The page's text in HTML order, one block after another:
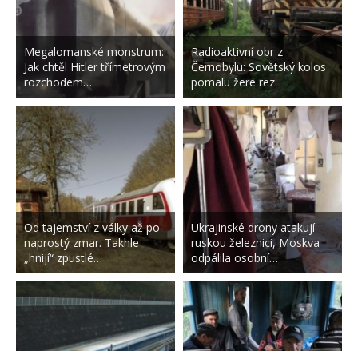
Megalomanské monstrum:
Jak chtěl Hitler třímetrovým
rozchodem…
Od tajemství z války až po
naprostý zmar. Takhle
„hnijí“ zpustlé…
Radioaktivní obr z
Černobylu: Sovětský kolos
pomalu žere rez
Ukrajinské drony atakují
ruskou železnici, Moskva
odpálila osobní…